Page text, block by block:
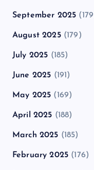
September 2025
August 2025(179)
July 2025 (185)
June 2025 (191)
May 2025 (169)
April 2025 (188)
March 2025 (185)
February 2025 (176)